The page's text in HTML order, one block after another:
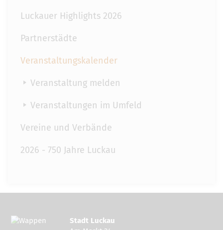
Luckauer Highlights 2026
Partnerstädte
Veranstaltungskalender
Veranstaltung melden
Veranstaltungen im Umfeld
Vereine und Verbände
2026 - 750 Jahre Luckau
Stadt Luckau